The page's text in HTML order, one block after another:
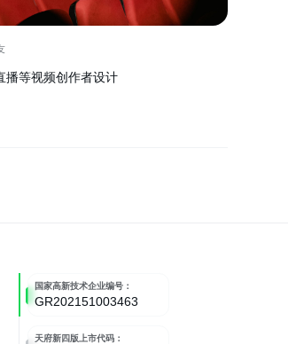
播等视频创作者设计
国家高新技术企业编号：
GR202151003463
天府新四版上市代码：